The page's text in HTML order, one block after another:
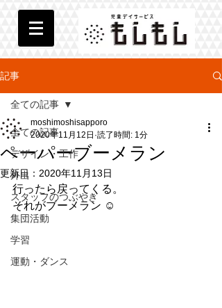
記事
全ての記事
デザイン・工作
外出
スタッフのつぶやき
集団活動
学習
運動・ダンス
全ての記事
ペーパーブーメラン
moshimoshisapporo
2020年11月12日 読了時間: 1分
更新日： 2020年11月13日
行ったら戻ってくる。
それがブーメラン ☺︎